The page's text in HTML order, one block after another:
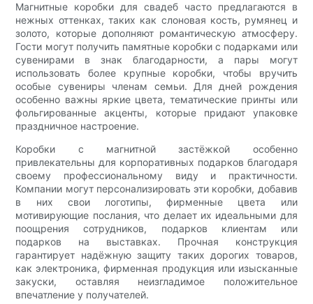
Магнитные коробки для свадеб часто предлагаются в
нежных оттенках, таких как слоновая кость, румянец и
золото, которые дополняют романтическую атмосферу.
Гости могут получить памятные коробки с подарками или
сувенирами в знак благодарности, а пары могут
использовать более крупные коробки, чтобы вручить
особые сувениры членам семьи. Для дней рождения
особенно важны яркие цвета, тематические принты или
фольгированные акценты, которые придают упаковке
праздничное настроение.
Коробки с магнитной застёжкой особенно
привлекательны для корпоративных подарков благодаря
своему профессиональному виду и практичности.
Компании могут персонализировать эти коробки, добавив
в них свои логотипы, фирменные цвета или
мотивирующие послания, что делает их идеальными для
поощрения сотрудников, подарков клиентам или
подарков на выставках. Прочная конструкция
гарантирует надёжную защиту таких дорогих товаров,
как электроника, фирменная продукция или изысканные
закуски, оставляя неизгладимое положительное
впечатление у получателей.